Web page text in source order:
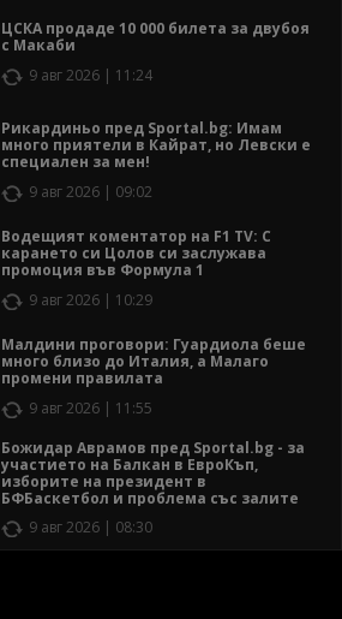
ЦСКА продаде 10 000 билета за двубоя
с Макаби
9 авг 2026 | 11:24
Рикардиньо пред Sportal.bg: Имам
много приятели в Кайрат, но Левски е
специален за мен!
9 авг 2026 | 09:02
Водещият коментатор на F1 TV: С
карането си Цолов си заслужава
промоция във Формула 1
9 авг 2026 | 10:29
Малдини проговори: Гуардиола беше
много близо до Италия, а Малаго
промени правилата
9 авг 2026 | 11:55
Божидар Аврамов пред Sportal.bg - за
участието на Балкан в ЕвроКъп,
изборите на президент в
БФБаскетбол и проблема със залите
9 авг 2026 | 08:30